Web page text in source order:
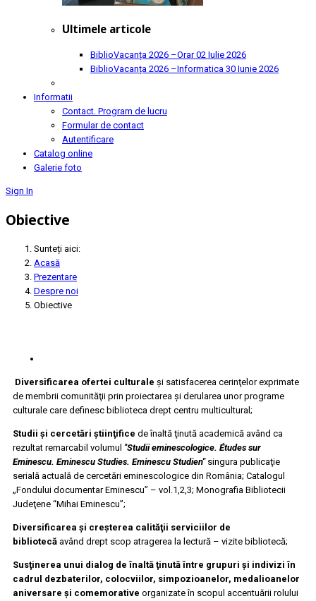
Ultimele articole
BiblioVacanța 2026 –Orar02 Iulie 2026
BiblioVacanța 2026 –Informatica 30 Iunie 2026
Informatii
Contact. Program de lucru
Formular de contact
Autentificare
Catalog online
Galerie foto
Sign In
Obiective
Sunteți aici:
Acasă
Prezentare
Despre noi
Obiective
Diversificarea ofertei culturale şi satisfacerea cerinţelor exprimate
de membrii comunităţii prin proiectarea şi derularea unor programe
culturale care definesc biblioteca drept centru multicultural;
Studii şi cercetări ştiinţifice de înaltă ţinută academică având ca
rezultat remarcabil volumul "Studii eminescologice. Études sur
Eminescu. Eminescu Studies. Eminescu Studien"singura publicaţie
serială actuală de cercetări eminescologice din România; Catalogul
„Fondului documentar Eminescu” – vol.1,2,3; Monografia Bibliotecii
Judeţene “Mihai Eminescu”;
Diversificarea şi creşterea calităţii serviciilor de
bibliotecă având drept scop atragerea la lectură – vizite bibliotecă;
Susţinerea unui dialog de înaltă ţinută între grupuri şi indivizi în
cadrul dezbaterilor, colocviilor, simpozioanelor, medalioanelor
aniversare şi comemorative organizate în scopul accentuării rolului